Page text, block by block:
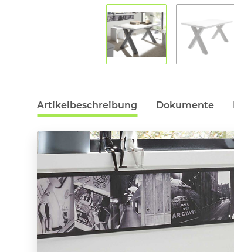
Artikelbeschreibung Dokumente